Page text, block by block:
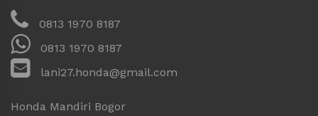
0813 1970 8187
0813 1970 8187
lani27.honda@gmail.com
Honda Mandiri Bogor